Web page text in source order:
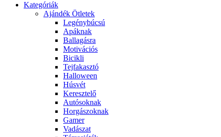
Kategóriák
Ajándék Ötletek
Legénybúcsú
Apáknak
Ballagásra
Motivációs
Bicikli
Tejfakasztó
Halloween
Húsvét
Keresztelő
Autósoknak
Horgászoknak
Gamer
Vadászat